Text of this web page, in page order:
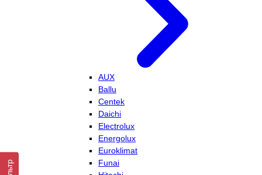
AUX
Ballu
Centek
Daichi
Electrolux
Energolux
Euroklimat
Funai